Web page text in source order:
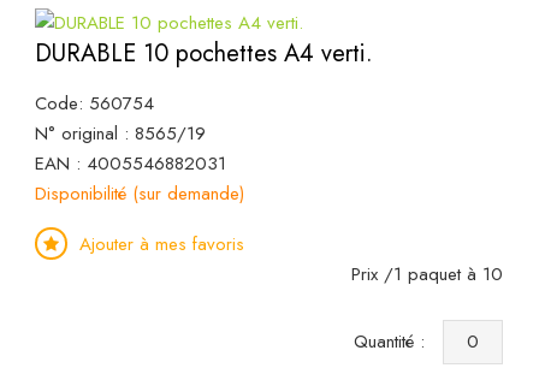
DURABLE 10 pochettes A4 verti.
Code: 560754
N° original : 8565/19
EAN : 4005546882031
Disponibilité (sur demande)
Ajouter à mes favoris
Prix /1 paquet à 10
Quantité :